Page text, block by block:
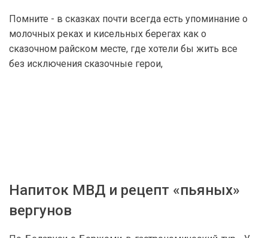
Помните - в сказках почти всегда есть упоминание о
молочных реках и кисельных берегах как о
сказочном райском месте, где хотели бы жить все
без исключения сказочные герои,
Напиток МВД и рецепт «пьяных»
вергунов